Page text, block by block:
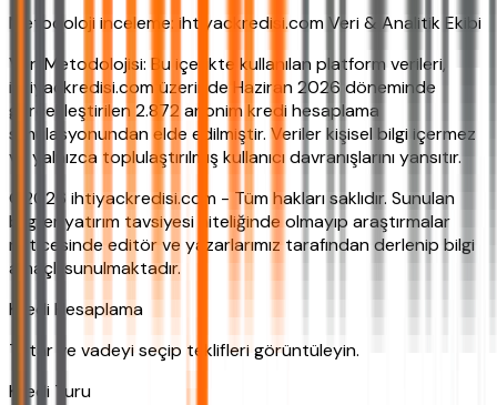
Metodoloji inceleme: ihtiyackredisi.com Veri & Analitik Ekibi
Veri Metodolojisi: Bu içerikte kullanılan platform verileri,
ihtiyackredisi.com üzerinde Haziran 2026 döneminde
gerçekleştirilen 2.872 anonim kredi hesaplama
simülasyonundan elde edilmiştir. Veriler kişisel bilgi içermez
ve yalnızca toplulaştırılmış kullanıcı davranışlarını yansıtır.
©2026 ihtiyackredisi.com - Tüm hakları saklıdır. Sunulan
bilgiler yatırım tavsiyesi niteliğinde olmayıp araştırmalar
neticesinde editör ve yazarlarımız tarafından derlenip bilgi
amaçlı sunulmaktadır.
Kredi Hesaplama
Tutar ve vadeyi seçip teklifleri görüntüleyin.
Kredi Turu